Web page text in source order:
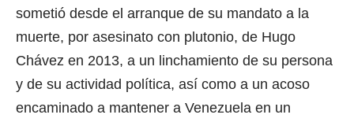
sometió desde el arranque de su mandato a la
muerte, por asesinato con plutonio, de Hugo
Chávez en 2013, a un linchamiento de su persona
y de su actividad política, así como a un acoso
encaminado a mantener a Venezuela en un